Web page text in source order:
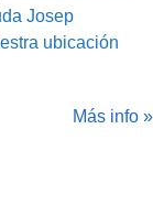
Josep
ubicación
Más info »